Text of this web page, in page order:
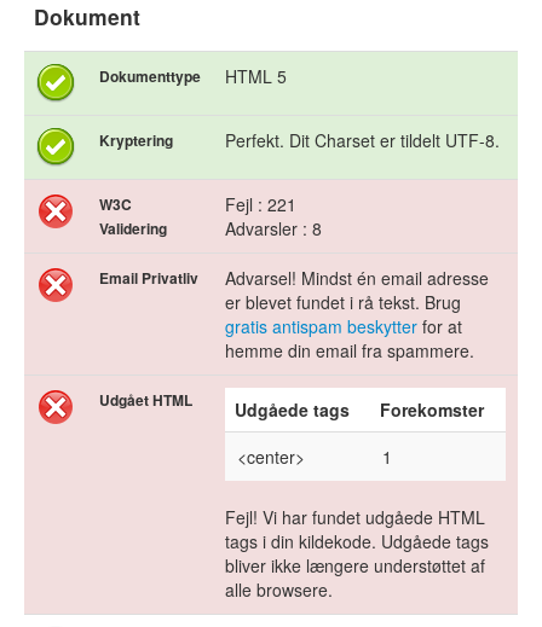
Dokument
Dokumenttype HTML 5
Kryptering Perfekt. Dit Charset er tildelt UTF-8.
W3C
Validering
Fejl : 221
Advarsler : 8
Email Privatliv
Advarsel! Mindst én email adresse
er blevet fundet i rå tekst. Brug
gratis antispam beskytter for at
hemme din email fra spammere.
Udgået HTML Udgåede tags
Forekomster
<center>
1
Fejl! Vi har fundet udgåede HTML
tags i din kildekode. Udgåede tags
bliver ikke længere understøttet af
alle browsere.